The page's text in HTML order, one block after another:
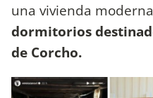
una vivienda
dormitorios
de Corcho.